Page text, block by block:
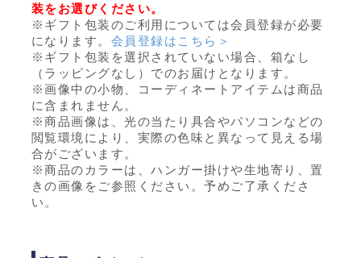
装をお選びください。
※ギフト包装のご利用については会員登録が必要
になります。 会員登録はこちら＞
※ギフト包装を選択されていない場合、箱なし
（ラッピングなし）でのお届けとなります。
※画像中の小物、コーディネートアイテムは商品
に含まれません。
※商品画像は、光の当たり具合やパソコンなどの
閲覧環境により、実際の色味と異なって見える場
合がございます。
※商品のカラーは、ハンガー掛けや生地寄り、置
きの画像をご参照ください。予めご了承くださ
い。